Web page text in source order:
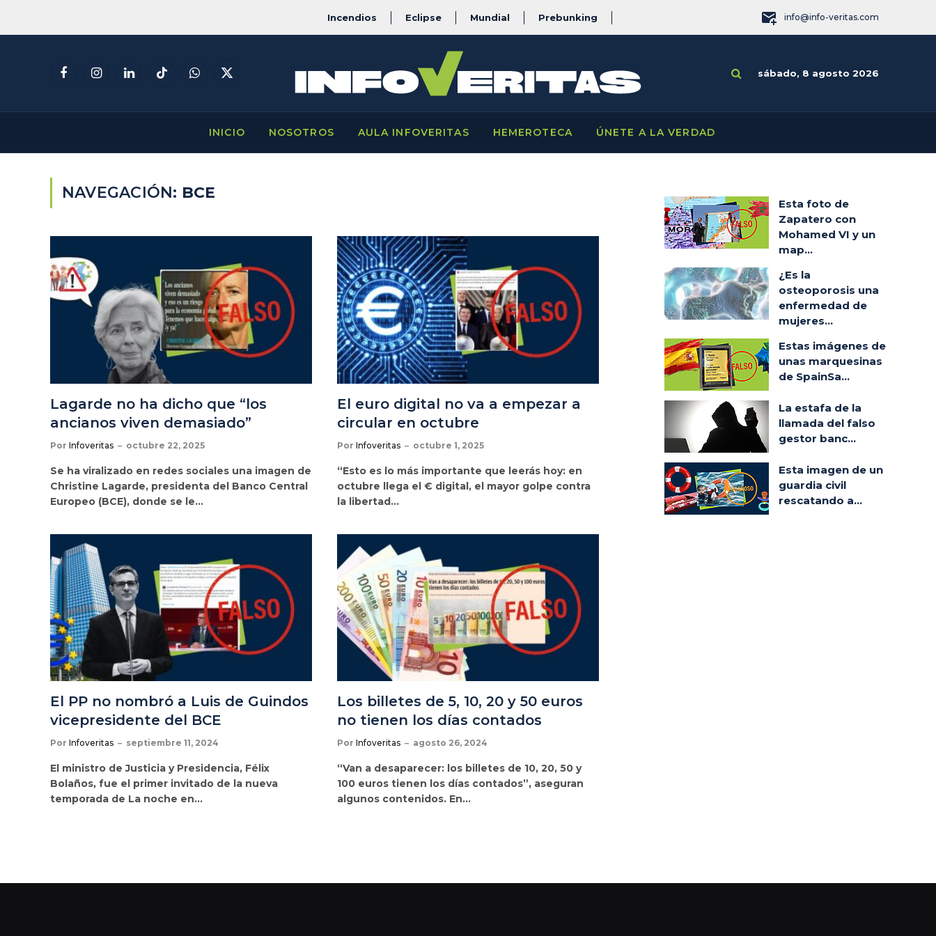
Incendios Eclipse Mundial Prebunking info@info-veritas.com
FacebookInstagramLinkedInTikTokWhatsApp
X
sábado, 8 agosto 2026
INICIO NOSOTROS AULA INFOVERITAS HEMEROTECA ÚNETE A LA VERDAD
NAVEGACIÓN: BCE
Lagarde no ha dicho que “los
ancianos viven demasiado”
Por Infoveritas octubre 22, 2025
Se ha viralizado en redes sociales una imagen de
Christine Lagarde, presidenta del Banco Central
Europeo (BCE), donde se le…
El euro digital no va a empezar a
circular en octubre
Por Infoveritas octubre 1, 2025
“Esto es lo más importante que leerás hoy: en
octubre llega el € digital, el mayor golpe contra
la libertad…
El PP no nombró a Luis de Guindos
vicepresidente del BCE
Por Infoveritas septiembre 11, 2024
El ministro de Justicia y Presidencia, Félix
Bolaños, fue el primer invitado de la nueva
temporada de La noche en…
Los billetes de 5, 10, 20 y 50 euros
no tienen los días contados
Por Infoveritas agosto 26, 2024
“Van a desaparecer: los billetes de 10, 20, 50 y
100 euros tienen los días contados”, aseguran
algunos contenidos. En…
Esta foto de
Zapatero con
Mohamed VI y un
map...
¿Es la
osteoporosis una
enfermedad de
mujeres...
Estas imágenes de
unas marquesinas
de SpainSa...
La estafa de la
llamada del falso
gestor banc...
Esta imagen de un
guardia civil
rescatando a...